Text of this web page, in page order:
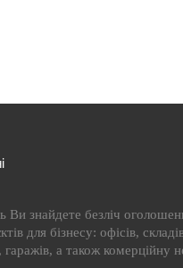
знайдете безліч оголошень
для бізнесу: офісів,
а також комерційну